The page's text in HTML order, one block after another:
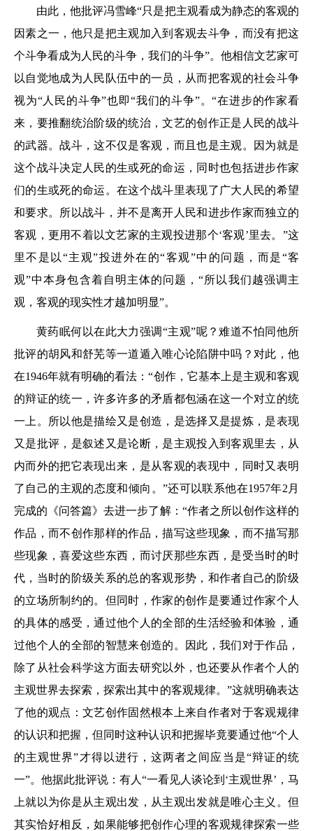
由此，他批评冯雪峰“只是把主观看成为静态的客观的
因素之一，他只是把主观加入到客观去斗争，而没有把这
个斗争看成为人民的斗争，我们的斗争”。他相信文艺家可
以自觉地成为人民队伍中的一员，从而把客观的社会斗争
视为“人民的斗争”也即“我们的斗争”。“在进步的作家看
来，要推翻统治阶级的统治，文艺的创作正是人民的战斗
的武器。战斗，这不仅是客观，而且也是主观。因为就是
这个战斗决定人民的生或死的命运，同时也包括进步作家
们的生或死的命运。在这个战斗里表现了广大人民的希望
和要求。所以战斗，并不是离开人民和进步作家而独立的
客观，更用不着以文艺家的主观投进那个‘客观’里去。”这
里不是以“主观”投进外在的“客观”中的问题，而是“客
观”中本身包含着自明主体的问题，“所以我们越强调主
观，客观的现实性才越加明显”。
黄药眠何以在此大力强调“主观”呢？难道不怕同他所
批评的胡风和舒芜等一道遁入唯心论陷阱中吗？对此，他
在1946年就有明确的看法：“创作，它基本上是主观和客观
的辩证的统一，许多许多的矛盾都包涵在这一个对立的统
一上。所以他是描绘又是创造，是选择又是提炼，是表现
又是批评，是叙述又是论断，是主观投入到客观里去，从
内而外的把它表现出来，是从客观的表现中，同时又表明
了自己的主观的态度和倾向。”还可以联系他在1957年2月
完成的《问答篇》去进一步了解：“作者之所以创作这样的
作品，而不创作那样的作品，描写这些现象，而不描写那
些现象，喜爱这些东西，而讨厌那些东西，是受当时的时
代，当时的阶级关系的总的客观形势，和作者自己的阶级
的立场所制约的。但同时，作家的创作是要通过作家个人
的具体的感受，通过他个人的全部的生活经验和体验，通
过他个人的全部的智慧来创造的。因此，我们对于作品，
除了从社会科学这方面去研究以外，也还要从作者个人的
主观世界去探索，探索出其中的客观规律。”这就明确表达
了他的观点：文艺创作固然根本上来自作者对于客观规律
的认识和把握，但同时这种认识和把握毕竟要通过他“个人
的主观世界”才得以进行，这两者之间应当是“辩证的统
一”。他据此批评说：有人“一看见人谈论到‘主观世界’，马
上就以为你是从主观出发，从主观出发就是唯心主义。但
其实恰好相反，如果能够把创作心理的客观规律探索一些